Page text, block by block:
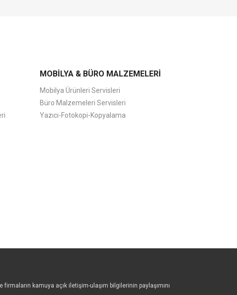
MOBİLYA & BÜRO MALZEMELERİ
Mobilya Ürünleri Servisleri
Büro Malzemeleri Servisleri
Yazıcı-Fotokopi-Kopyalama
kamuya açık iletişim-ulaşım bilgilerinin paylaşımını